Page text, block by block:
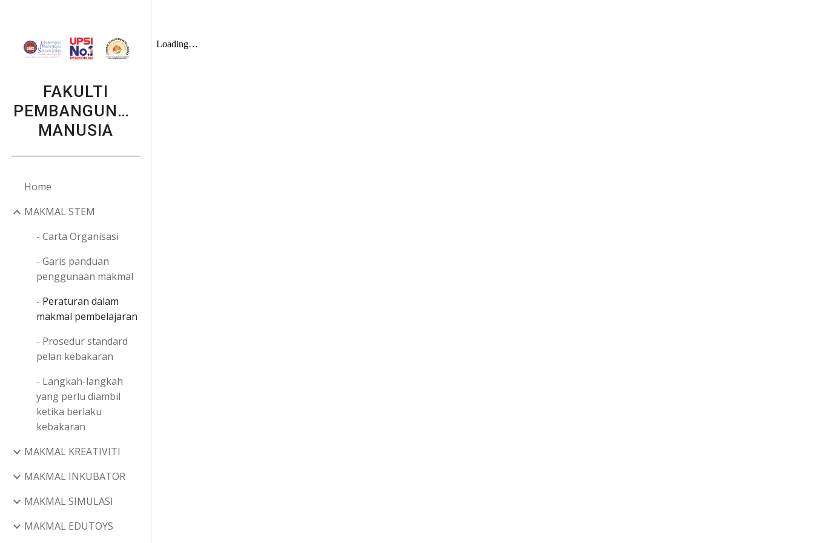
FAKULTI
PEMBANGUNAN
MANUSIA
Home
MAKMAL STEM
- Carta Organisasi
- Garis panduan
penggunaan makmal
- Peraturan dalam
makmal pembelajaran
- Prosedur standard
pelan kebakaran
- Langkah-langkah
yang perlu diambil
ketika berlaku
kebakaran
MAKMAL KREATIVITI
MAKMAL INKUBATOR
MAKMAL SIMULASI
MAKMAL EDUTOYS